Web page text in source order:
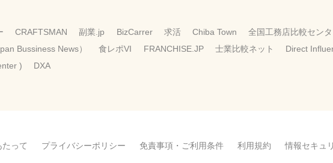
CRAFTSMAN 副業.jp BizCarrer 求活 Chiba Town
全国工務店比較セン
Bussiness News） 食レポVI FRANCHISE.JP 士業比較ネット
Direct
)
DXA
って プライバシーポリシー 免責事項・ご利用条件 利用規約 情報セキュ